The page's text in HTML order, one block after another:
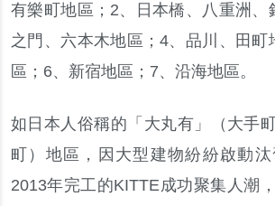
有樂町地區 ； 2、 日本橋 、 八重洲 、
之門 、 六本木地區 ；4、 品川 、 田町
區 ； 6、 新宿地區 ； 7、 沿海地區。
如日本人俗稱的 「 大丸有 」 （ 大手町
町
） 地區 ， 因大型建物紛紛啟動
2013年完工的KITTE成功聚集人潮